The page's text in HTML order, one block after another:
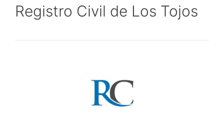
Registro Civil de Los Tojos